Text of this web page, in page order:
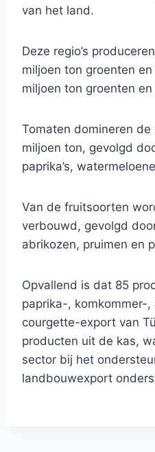
van het land.
Deze regio’s
miljoen ton groenten
miljoen ton groenten
Tomaten domineren de
miljoen ton, gevolgd
paprika’s,
Van de fruitsoorten
verbouwd, gevolgd
abrikozen, pruimen en
Opvallend is dat 85
paprika-, komkommer-
courgette-export van
producten uit de kas,
sector bij het
landbouwexport